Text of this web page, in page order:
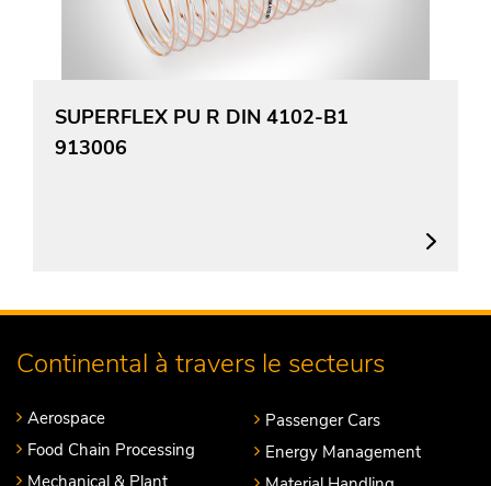
SUPERFLEX PU R DIN 4102-B1
913006
Continental à travers le secteurs
Aerospace
Food Chain Processing
Mechanical & Plant
Passenger Cars
Energy Management